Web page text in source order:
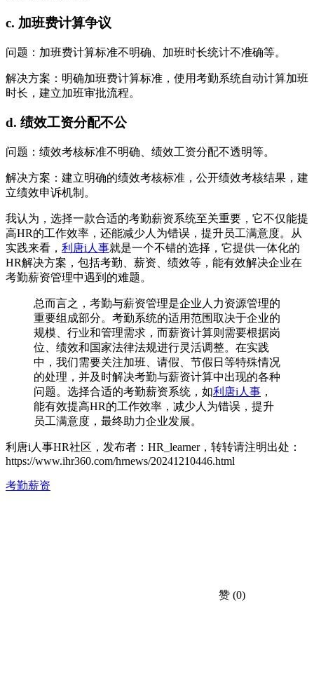
c. 加班费计算争议
问题：加班费计算标准不明确、加班时长统计不准确等。
解决方案：明确加班费计算标准，使用考勤系统自动计算加班
时长，建立加班审批流程。
d. 绩效工资分配不公
问题：绩效考核标准不明确、绩效工资分配不透明等。
解决方案：建立明确的绩效考核标准，公开绩效考核结果，建
立绩效申诉机制。
我认为，选择一款合适的考勤薪资系统至关重要，它不仅能提
高HR的工作效率，还能减少人为错误，提升员工满意度。从
实践来看， 利唐i人事就是一个不错的选择，它提供一体化的
HR解决方案，包括考勤、薪资、绩效等，能有效解决企业在
考勤薪资管理中遇到的难题。
总而言之，考勤与薪资管理是企业人力资源管理的
重要组成部分。考勤系统的适用范围取决于企业的
规模、行业和管理需求，而薪资计算则需要根据岗
位、绩效和国家法律法规进行灵活调整。在实践
中，我们需要关注加班、请假、节假日等特殊情况
的处理，并及时解决考勤与薪资计算中出现的各种
问题。选择合适的考勤薪资系统，如利唐i人事 ，
能有效提高HR的工作效率，减少人为错误，提升
员工满意度，最终助力企业发展。
利唐i人事HR社区，发布者：HR_learner，转转请注明出处：
https://www.ihr360.com/hrnews/20241210446.html
考勤薪资
赞 (0)